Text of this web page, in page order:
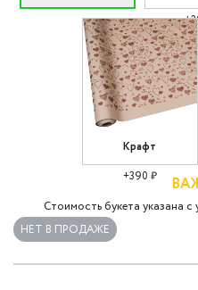
Крафт
+390 ₽
Стоимость букета указана с
НЕТ В ПРОДАЖЕ